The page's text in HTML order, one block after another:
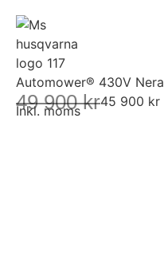
Automower® 430V Nera
49 900 kr45 900 kr
Inkl. moms